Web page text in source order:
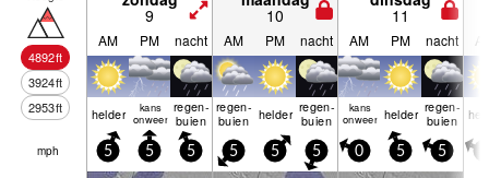
4892ft
3924ft
2953ft
9 10 11
AM PM nacht AM PM nacht AM PM nacht
helder kans
onweer
regen­
buien
regen­
buien helder regen­
buien
kans
onweer helder regen­
buien
mph 5 5 5 5 5 5 0 5 5